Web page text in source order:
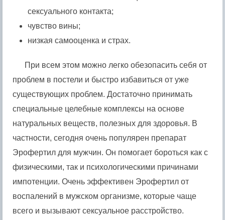
сексуального контакта;
чувство вины;
низкая самооценка и страх.
При всем этом можно легко обезопасить себя от
проблем в постели и быстро избавиться от уже
существующих проблем. Достаточно принимать
специальные целебные комплексы на основе
натуральных веществ, полезных для здоровья. В
частности, сегодня очень популярен препарат
Эрофертил для мужчин. Он помогает бороться как с
физическими, так и психологическими причинами
импотенции. Очень эффективен Эрофертил от
воспалений в мужском организме, которые чаще
всего и вызывают сексуальное расстройство.